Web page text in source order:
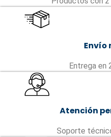
Envío
Entrega en
Atención
Soporte